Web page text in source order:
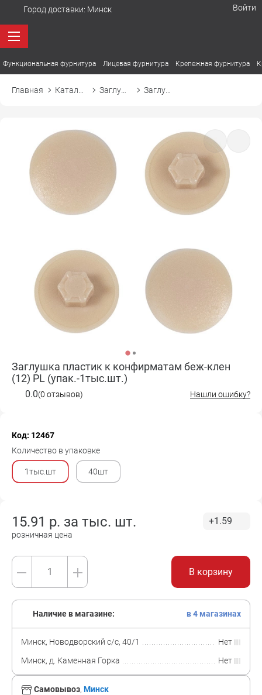
Город доставки: Минск Войти
Функциональная фурнитура Лицевая фурнитура Крепежная фурнитура
Главная
Заглушка пластик к конфирматам беж-клен
(12) PL (упак.-1тыс.шт.)
0.0(0 отзывов) Нашли ошибку?
Код: 12467
Количество в упаковке
1тыс.шт 40шт
15.91 р. за тыс. шт.
розничная цена
+1.59
В корзину
Самовывоз, Минск
Наличие в магазине: в 4 магазинах
Минск, Новодворский с/с, 40/1
Нет
Минск, д. Каменная Горка
Нет